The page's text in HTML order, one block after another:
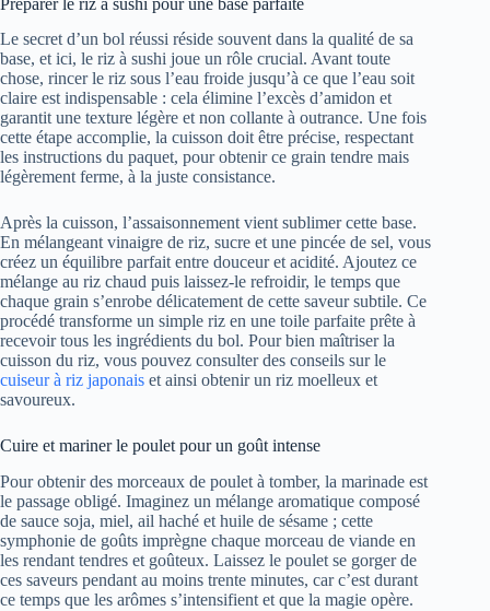
Le secret d’un bol réussi réside souvent dans la qualité de sa
base, et ici, le riz à sushi joue un rôle crucial. Avant toute
chose, rincer le riz sous l’eau froide jusqu’à ce que l’eau soit
claire est indispensable : cela élimine l’excès d’amidon et
garantit une texture légère et non collante à outrance. Une fois
cette étape accomplie, la cuisson doit être précise, respectant
les instructions du paquet, pour obtenir ce grain tendre mais
légèrement ferme, à la juste consistance.
Après la cuisson, l’assaisonnement vient sublimer cette base.
En mélangeant vinaigre de riz, sucre et une pincée de sel, vous
créez un équilibre parfait entre douceur et acidité. Ajoutez ce
mélange au riz chaud puis laissez-le refroidir, le temps que
chaque grain s’enrobe délicatement de cette saveur subtile. Ce
procédé transforme un simple riz en une toile parfaite prête à
recevoir tous les ingrédients du bol. Pour bien maîtriser la
cuisson du riz, vous pouvez consulter des conseils sur le
cuiseur à riz japonais et ainsi obtenir un riz moelleux et
savoureux.
Cuire et mariner le poulet pour un goût intense
Pour obtenir des morceaux de poulet à tomber, la marinade est
le passage obligé. Imaginez un mélange aromatique composé
de sauce soja, miel, ail haché et huile de sésame ; cette
symphonie de goûts imprègne chaque morceau de viande en
les rendant tendres et goûteux. Laissez le poulet se gorger de
ces saveurs pendant au moins trente minutes, car c’est durant
ce temps que les arômes s’intensifient et que la magie opère.